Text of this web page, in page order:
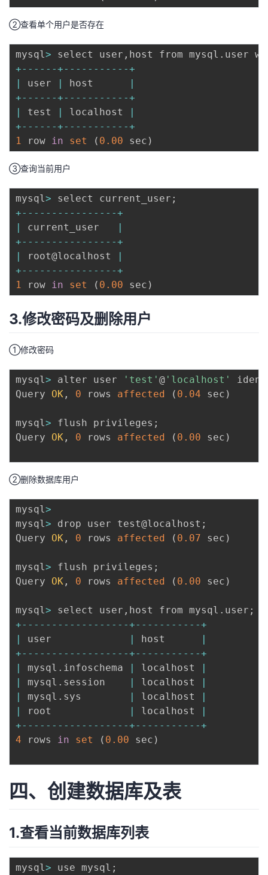
②查看单个用户是否存在
mysql > select user , host from mysql . user
+-- -- --+-- -- -- -- -- -+
|
user | host
|
+-- -- --+-- -- -- -- -- -+
|
test | localhost
|
+-- -- --+-- -- -- -- -- -+
1
row in set ( 0.00 sec )
③查询当前用户
mysql > select current_user ;
+-- -- -- -- -- -- -- --+
|
current_user
|
+-- -- -- -- -- -- -- --+
|
root@localhost
|
+-- -- -- -- -- -- -- --+
1
row in set ( 0.00 sec )
3.修改密码及删除用户
①修改密码
mysql > alter user 'test' @ 'localhost'
Query OK , 0 rows affected ( 0.04 sec )
mysql > flush privileges ;
Query OK , 0 rows affected ( 0.00 sec )
②删除数据库用户
mysql >
mysql > drop user test@localhost ;
Query OK , 0 rows affected ( 0.07 sec )
mysql > flush privileges ;
Query OK , 0 rows affected ( 0.00 sec )
mysql > select user , host from mysql . user ;
+-- -- -- -- -- -- -- -- --+-- -- -- -- -- -+
|
user | host
|
+-- -- -- -- -- -- -- -- --+-- -- -- -- -- -+
|
mysql . infoschema | localhost
|
|
mysql . session | localhost
|
|
mysql . sys | localhost
|
|
root | localhost
|
+-- -- -- -- -- -- -- -- --+-- -- -- -- -- -+
4 rows in set ( 0.00 sec )
四、创建数据库及表
1.查看当前数据库列表
mysql > use mysql ;